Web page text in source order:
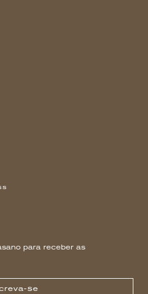
para receber as
se